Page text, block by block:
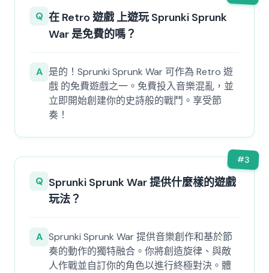
Q 在 Retro 遊戲 上遊玩 Sprunki Sprunk
War 是免費的嗎？
A 是的！Sprunki Sprunk War 可作為 Retro 遊
戲 的免費遊戲之一。免費投入音樂混亂，並
立即開始創建你的史詩般的戰鬥。享受節
奏！
#3
Q Sprunki Sprunk War 提供什麼樣的遊戲
玩法？
A Sprunki Sprunk War 提供音樂創作和基於節
奏的動作的獨特融合。你將創造旋律、與敵
人作戰並自訂你的角色以進行終極對決。體